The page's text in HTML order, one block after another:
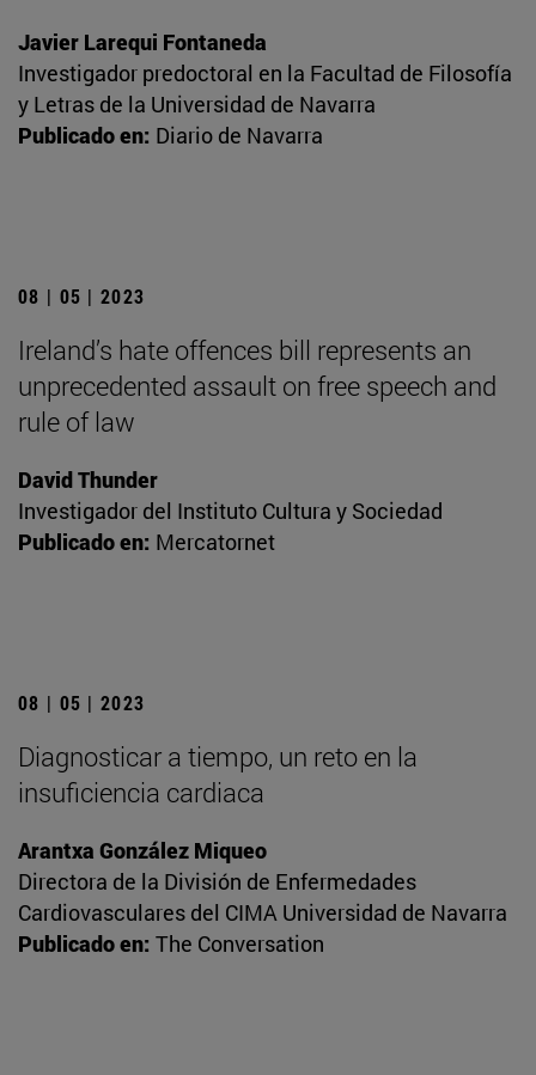
Javier Larequi Fontaneda
Investigador predoctoral en la Facultad de Filosofía
y Letras de la Universidad de Navarra
Publicado en: Diario de Navarra
08 | 05 | 2023
Ireland’s hate offences bill represents an
unprecedented assault on free speech and
rule of law
David Thunder
Investigador del Instituto Cultura y Sociedad
Publicado en: Mercatornet
08 | 05 | 2023
Diagnosticar a tiempo, un reto en la
insuficiencia cardiaca
Arantxa González Miqueo
Directora de la División de Enfermedades
Cardiovasculares del CIMA Universidad de Navarra
Publicado en: The Conversation